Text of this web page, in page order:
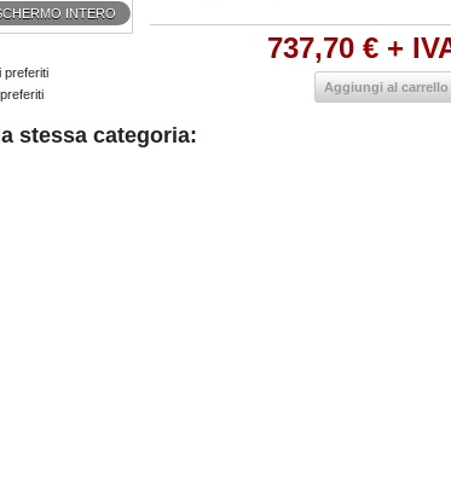
INTERO
preferiti
737,70 € +
Aggiungi al carrello
stessa categoria: